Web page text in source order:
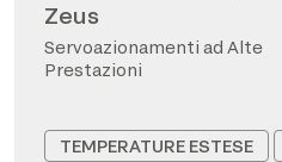
Zeus
Servoazionamenti ad Alte
Prestazioni
TEMPERATURE ESTESE